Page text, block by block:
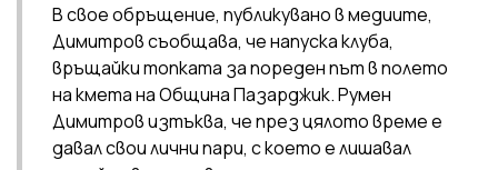
В свое обръщение, публикувано в медиите,
Димитров съобщава, че напуска клуба,
връщайки топката за пореден път в полето
на кмета на Община Пазарджик. Румен
Димитров изтъква, че през цялото време е
давал свои лични пари, с което е лишавал